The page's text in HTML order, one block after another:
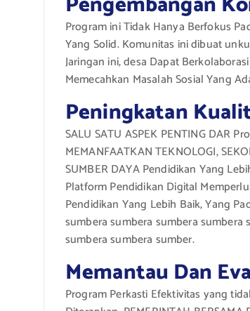
Program ini Tidak Hanya Berfokus
Yang Solid. Komunitas ini dibuat
Jaringan ini, desa Dapat
Memecahkan Masalah Sosial Yang
Peningkatan
SALU SATU ASPEK PENTING DAR
MEMANFAATKAN TEKNOLOGI,
SUMBER DAYA Pendidikan Yang
Platform Pendidikan Digital
Pendidikan Yang Lebih Baik, Yang
sumbera sumbera sumbera
sumbera sumbera sumber.
Memantau Dan
Program Perkasti Efektivitas yang